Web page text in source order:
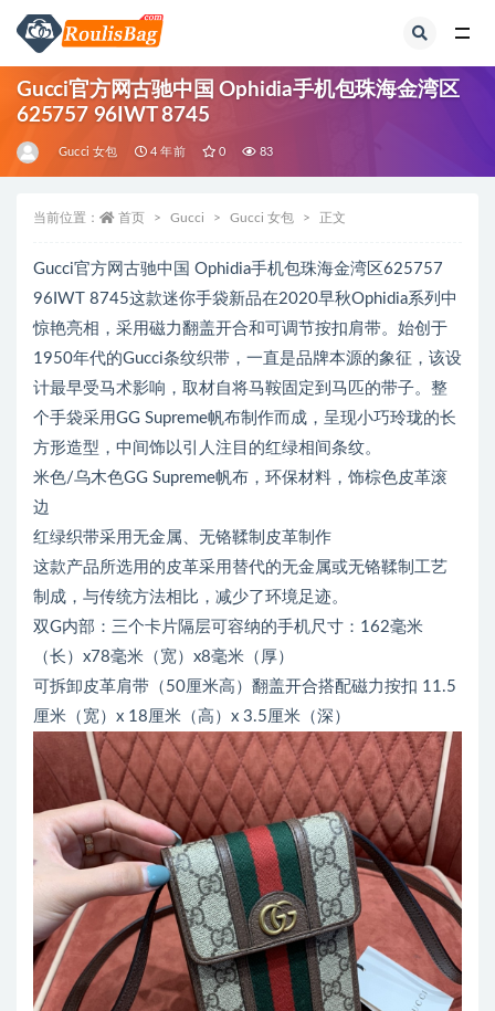
Gucci官方网古驰中国 Ophidia手机包珠海金湾区
625757 96IWT 8745
Gucci 女包 4 年前 0 83
当前位置： 首页 Gucci Gucci 女包 正文
Gucci官方网古驰中国 Ophidia手机包珠海金湾区625757
96IWT 8745这款迷你手袋新品在2020早秋Ophidia系列中
惊艳亮相，采用磁力翻盖开合和可调节按扣肩带。始创于
1950年代的Gucci条纹织带，一直是品牌本源的象征，该设
计最早受马术影响，取材自将马鞍固定到马匹的带子。整
个手袋采用GG Supreme帆布制作而成，呈现小巧玲珑的长
方形造型，中间饰以引人注目的红绿相间条纹。
米色/乌木色GG Supreme帆布，环保材料，饰棕色皮革滚
边
红绿织带采用无金属、无铬鞣制皮革制作
这款产品所选用的皮革采用替代的无金属或无铬鞣制工艺
制成，与传统方法相比，减少了环境足迹。
双G内部：三个卡片隔层可容纳的手机尺寸：162毫米
（长）x78毫米（宽）x8毫米（厚）
可拆卸皮革肩带（50厘米高）翻盖开合搭配磁力按扣 11.5
厘米（宽）x 18厘米（高）x 3.5厘米（深）